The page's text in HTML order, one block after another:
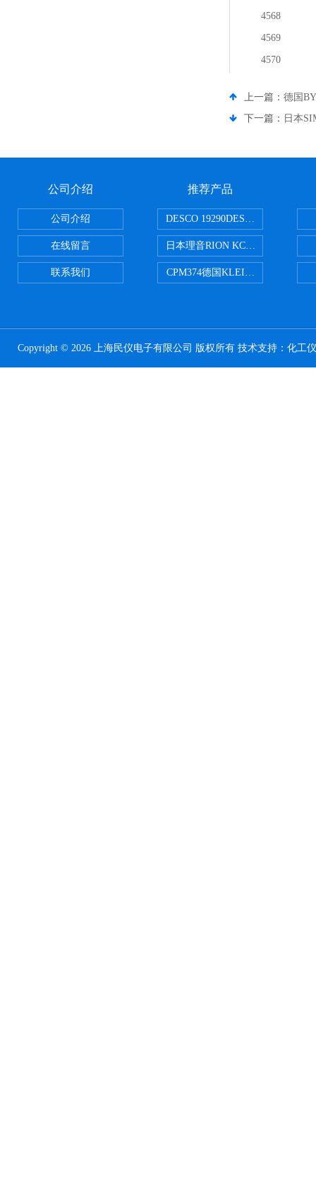
4568
4569
4570
上一篇： 德国
下一篇： 日本
公司介绍
公司介绍
在线留言
联系我们
推荐产品
DESCO 19290DESCO 19290重锤
日本理音RION KC-51/KC-52便携
CPM374德国KLEINWAECHTER
Copyright © 2026 上海民仪电子有限公司 版权所有 技术支持： 化工